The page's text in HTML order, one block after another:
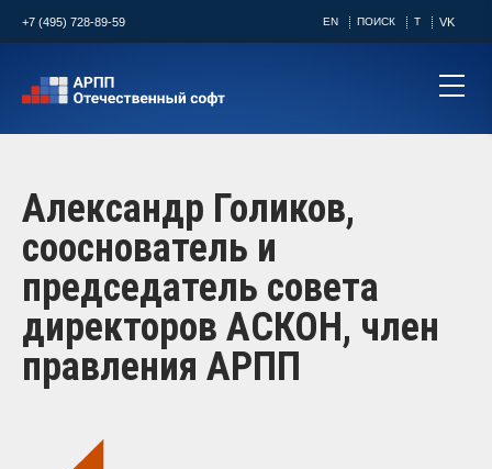
+7 (495) 728-89-59 EN ПОИСК T VK
Александр Голиков,
сооснователь и
председатель совета
директоров АСКОН, член
правления АРПП